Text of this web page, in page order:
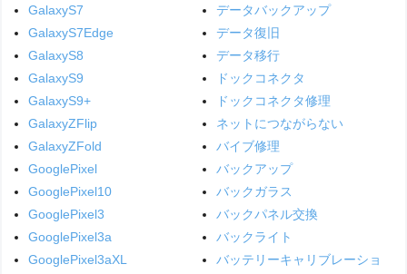
GalaxyS7
GalaxyS7Edge
GalaxyS8
GalaxyS9
GalaxyS9+
GalaxyZFlip
GalaxyZFold
GooglePixel
GooglePixel10
GooglePixel3
GooglePixel3a
GooglePixel3aXL
データバックアップ
データ復旧
データ移行
ドックコネクタ
ドックコネクタ修理
ネットにつながらない
バイブ修理
バックアップ
バックガラス
バックパネル交換
バックライト
バッテリーキャリブレーショ